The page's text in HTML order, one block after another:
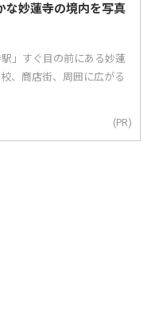
な妙蓮寺の境内を写真
」すぐ目の前にある妙蓮
、商店街、周囲に広がる
(PR)